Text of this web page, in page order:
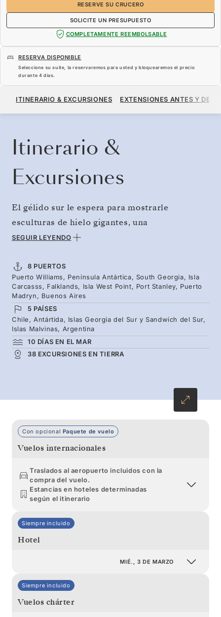
RESERVE SU CRUCERO
SOLICITE UN PRESUPUESTO
COMPLETAMENTE REEMBOLSABLE
RESERVA DISPONIBLE
Seleccione su suite, la reservaremos para usted y bloquearemos el precio
durante 4 dias.
47.100 US$
ITINERARIO & EXCURSIONES EXTENSIONES ANTES Y
Itinerario &
Excursiones
El gélido sur le espera para mostrarle
esculturas de hielo gigantes, una
extraordinaria vida salvaje y remotas islas en
aliento. Navegue por el pasaje de Drake (el rito
de iniciación de la Antártida) y entre de lleno
en un mundo de montañas cubiertas de nieve,
aguas de un azul intenso e impresionantes
ballenas. Continúe hacia Georgia del Sur y las
Malvinas para descubrir cumbres volcánicas,
playas plagadas de pingüinos y naturaleza
Buenos Aires.
SEGUIR LEYENDO
8 PUERTOS
Puerto Williams, Península Antártica, South Georgia, Isla
Carcasss, Falklands, Isla West Point, Port Stanley, Puerto
Madryn, Buenos Aires
5 PAÍSES
Chile, Antártida, Islas Georgia del Sur y Sandwich del Sur,
Islas Malvinas, Argentina
10 DÍAS EN EL MAR
38 EXCURSIONES EN TIERRA
Con opcional Paquete de vuelo
Vuelos internacionales
Traslados al aeropuerto incluidos con la
compra del vuelo.
Estancias en hoteles determinadas
según el itinerario
Siempre incluido
Hotel
MIÉ., 3 DE MARZO
Siempre incluido
Vuelos chárter